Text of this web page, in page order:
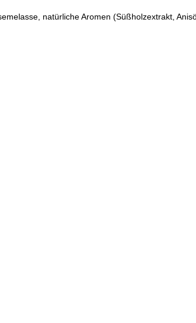
natürliche Aromen (Süßholzextrakt,